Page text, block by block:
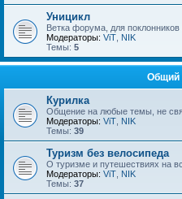
Уницикл
Ветка форума, для
Модераторы: ViT NIK
Темы: 5
Общий
Курилка
Общение на любые темы, не
Модераторы: ViT NIK
Темы: 39
Туризм без велосипеда
О туризме и путешествиях на
Модераторы: ViT NIK
Темы: 37